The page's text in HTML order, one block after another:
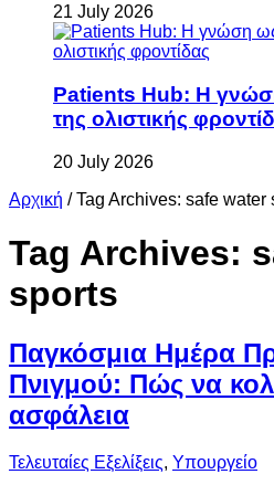
21 July 2026
Patients Hub: Η
της ολιστικής
20 July 2026
Αρχική / Tag Archives: safe water
Tag Archives:
sports
Παγκόσμια Ημέρα
Πνιγμού: Πώς να
ασφάλεια
Τελευταίες Εξελίξεις, Υπουργείο